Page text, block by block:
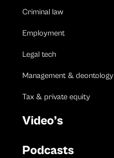
Criminal law
Employment
Legal tech
Management & deontology
Tax & private equity
Video’s
Podcasts